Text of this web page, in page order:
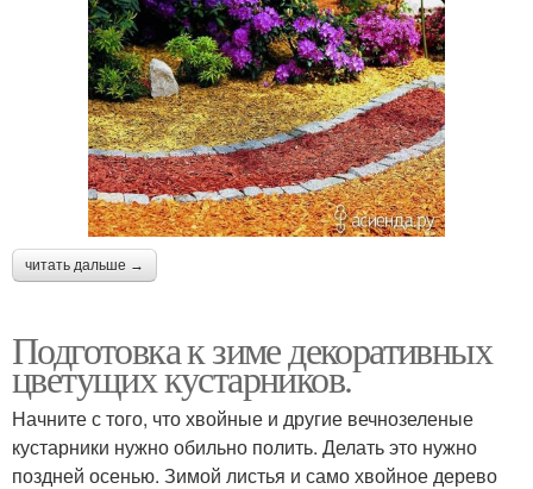
читать дальше →
Подготовка к зиме декоративных
цветущих кустарников.
Начните с того, что хвойные и другие вечнозеленые
кустарники нужно обильно полить. Делать это нужно
поздней осенью. Зимой листья и само хвойное дерево